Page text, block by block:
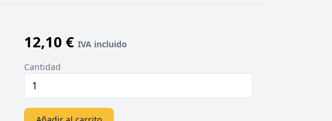
12,10 € IVA incluido
Cantidad